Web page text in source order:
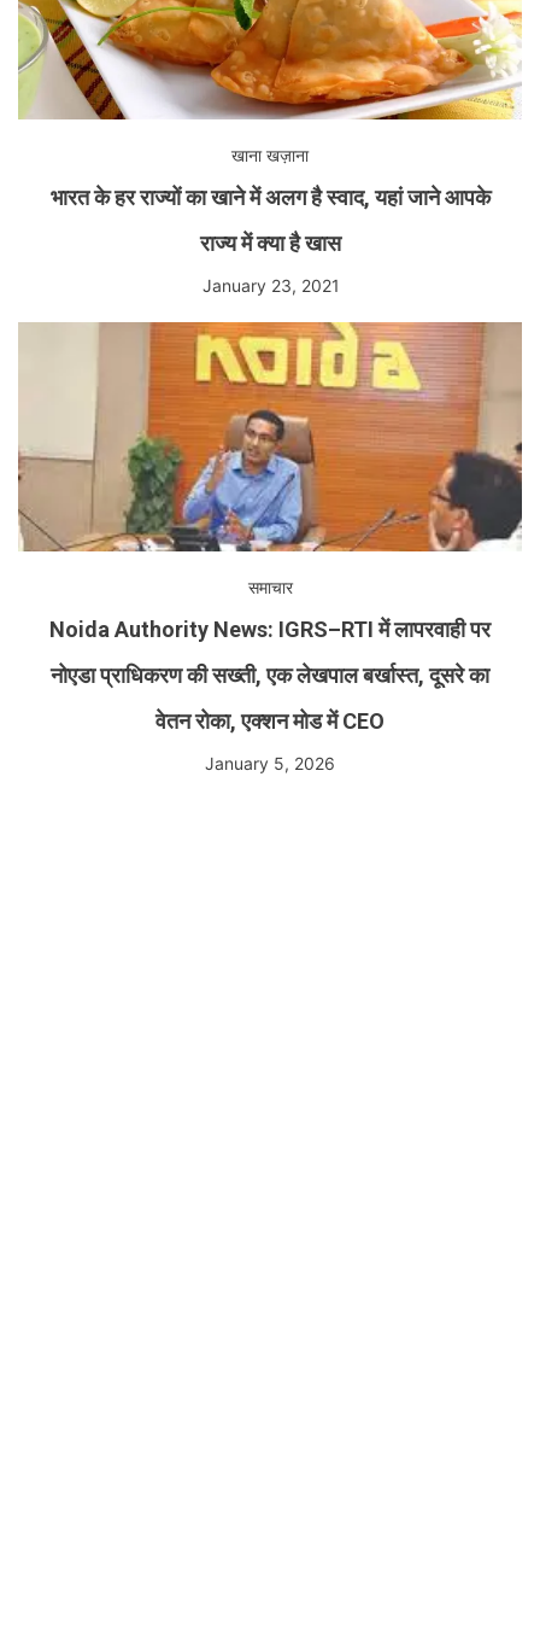
खाना खज़ाना
भारत के हर राज्यों का खाने में अलग है स्वाद, यहां जाने आपके
राज्य में क्या है खास
January 23, 2021
समाचार
Noida Authority News: IGRS–RTI में लापरवाही पर
नोएडा प्राधिकरण की सख्ती, एक लेखपाल बर्खास्त, दूसरे का
वेतन रोका, एक्शन मोड में CEO
January 5, 2026